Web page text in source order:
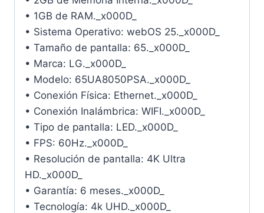
• 1GB de RAM._x000D_
• Sistema Operativo: webOS 25._x000D_
• Tamaño de pantalla: 65._x000D_
• Marca: LG._x000D_
• Modelo: 65UA8050PSA._x000D_
• Conexión Física: Ethernet._x000D_
• Conexión Inalámbrica: WIFI._x000D_
• Tipo de pantalla: LED._x000D_
• FPS: 60Hz._x000D_
• Resolución de pantalla: 4K Ultra
HD._x000D_
• Garantía: 6 meses._x000D_
• Tecnología: 4k UHD._x000D_